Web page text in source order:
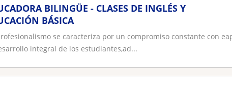
BILINGÜE - CLASES DE INGLÉS Y
BÁSICA
se caracteriza por un compromiso constante con
integral de los estudiantes,ad...